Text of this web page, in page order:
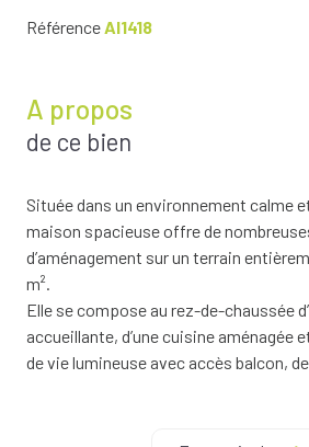
RéférenceAI1418
A propos
de ce bien
Située dans un environnement calme
maison spacieuse offre de
d’aménagement sur un terrain
m².
Elle se compose au rez-de-chaussée
accueillante, d’une cuisine aménagée
de vie lumineuse avec accès balcon,
une seconde salle d’eau avec WC, une